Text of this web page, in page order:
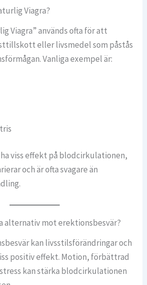
Viagra?
Viagra” används ofta för att
eller livsmedel som påstås
Vanliga exempel är:
ha viss effekt på blodcirkulationen,
och är ofta svagare än
alternativ mot erektionsbesvär?
kan livsstilsförändringar och
positiv effekt. Motion, förbättrad
kan stärka blodcirkulationen